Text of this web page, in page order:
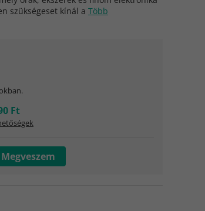
szükségeset kínál a Több
Ft